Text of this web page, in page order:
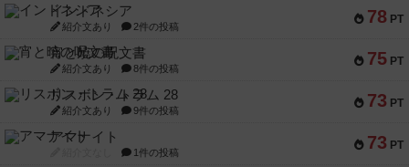
78 PT
インドネシア
紹介文あり 2件の投稿
75 PT
宵と暁の呪文書
紹介文あり 8件の投稿
73 PT
リスボン・トラム 28
紹介文あり 9件の投稿
73 PT
アマナイト
1件の投稿